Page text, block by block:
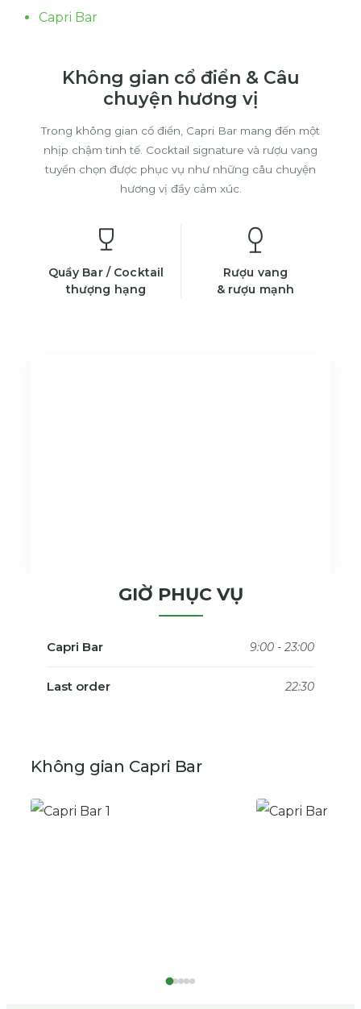
Capri Bar
Không gian cổ điển & Câu
chuyện hương vị
Trong không gian cổ điển, Capri Bar mang đến một
nhịp chậm tinh tế. Cocktail signature và rượu vang
tuyển chọn được phục vụ như những câu chuyện
hương vị đầy cảm xúc.
Quầy Bar / Cocktail
thượng hạng
Rượu vang
& rượu mạnh
GIỜ PHỤC VỤ
Capri Bar 9:00 - 23:00
Last order 22:30
Không gian Capri Bar